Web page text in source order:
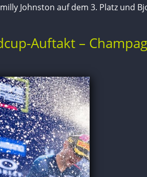
Johnston auf dem 3. Platz und
Auftakt –